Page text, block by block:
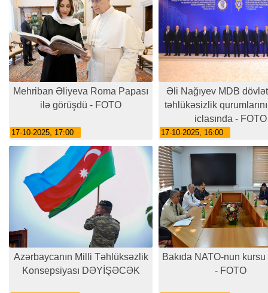
Mehriban Əliyeva Roma Papası
ilə görüşdü - FOTO
17-10-2025, 17:00
Əli Nağıyev MDB
təhlükəsizlik
iclasında - FOTO
17-10-2025, 16:00
Azərbaycanın Milli Təhlüksəzlik
Konsepsiyası DƏYİŞƏCƏK
Bakıda NATO-nun
- FOTO